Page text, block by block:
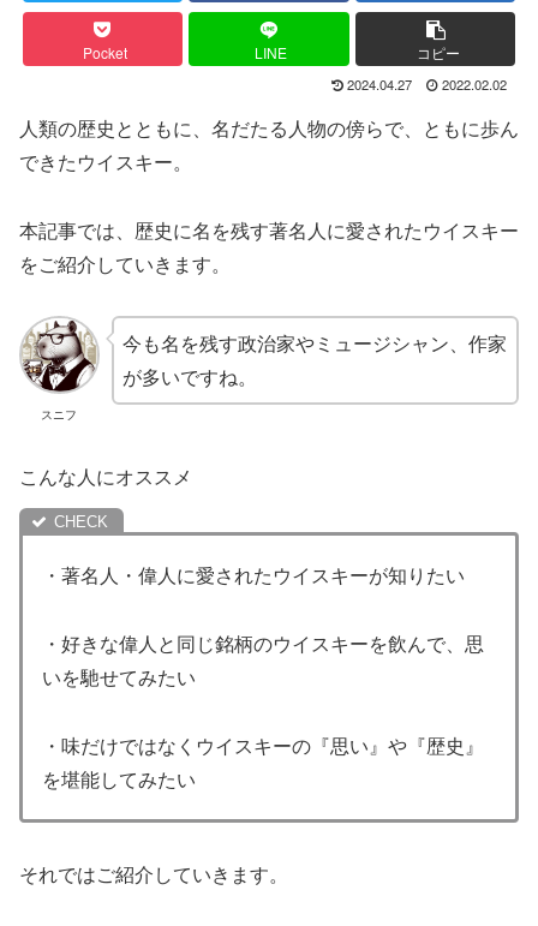
Pocket LINE コピー
2024.04.27 2022.02.02
人類の歴史とともに、名だたる人物の傍らで、ともに歩ん
できたウイスキー。
本記事では、歴史に名を残す著名人に愛されたウイスキー
をご紹介していきます。
スニフ
今も名を残す政治家やミュージシャン、作家
が多いですね。
こんな人にオススメ
・著名人・偉人に愛されたウイスキーが知りたい
・好きな偉人と同じ銘柄のウイスキーを飲んで、思
いを馳せてみたい
・味だけではなくウイスキーの『思い』や『歴史』
を堪能してみたい
それではご紹介していきます。